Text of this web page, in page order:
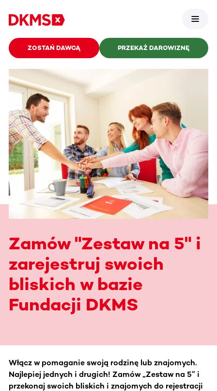
ZOSTAŃ DAWCĄ PRZEKAŻ DAROWIZNĘ
Zamów "Zestaw na 5" i
zarejestruj swoich
bliskich w bazie
Fundacji DKMS
Włącz w pomaganie swoją rodzinę lub znajomych.
Najlepiej jednych i drugich! Zamów „Zestaw na 5” i
przekonaj swoich bliskich i znajomych do rejestracji